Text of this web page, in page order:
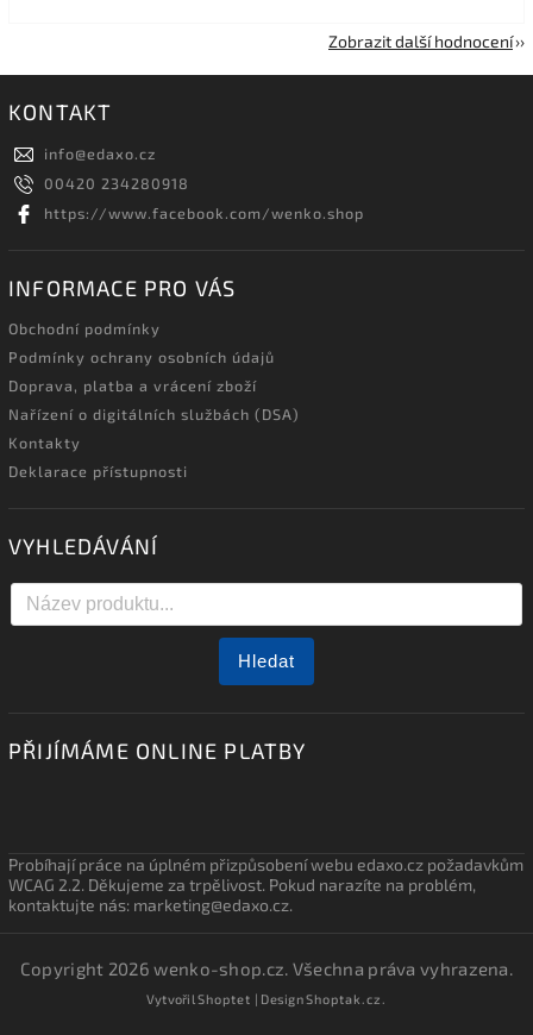
Zobrazit další hodnocení
KONTAKT
info@edaxo.cz
00420 234280918
https://www.facebook.com/wenko.shop
INFORMACE PRO VÁS
Obchodní podmínky
Podmínky ochrany osobních údajů
Doprava, platba a vrácení zboží
Nařízení o digitálních službách (DSA)
Kontakty
Deklarace přístupnosti
VYHLEDÁVÁNÍ
Hledat
PŘIJÍMÁME ONLINE PLATBY
Probíhají práce na úplném přizpůsobení webu edaxo.cz požadavkům
WCAG 2.2. Děkujeme za trpělivost. Pokud narazíte na problém,
kontaktujte nás: marketing@edaxo.cz.
Copyright 2026wenko-shop.cz. Všechna práva vyhrazena.
VytvořilShoptet | DesignShoptak.cz.